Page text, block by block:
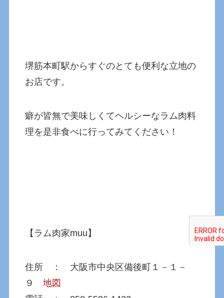
堺筋本町駅からすぐのとても便利な立地の
お店です。
癖が皆無で美味しくてヘルシーなラム肉料
理を是非食べに行ってみてください！
【ラム肉家muu】
住所 ： 大阪市中央区備後町１－１－
９地図